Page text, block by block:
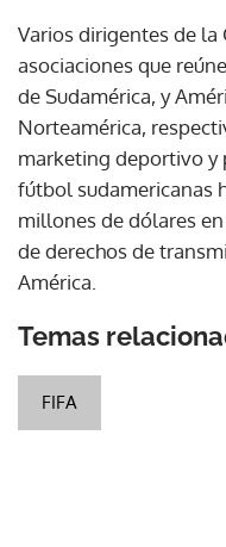
Varios dirigentes de la
asociaciones que
de Sudamérica, y
Norteamérica,
marketing deportivo y
fútbol sudamericanas
millones de dólares
de derechos de
América.
Temas
FIFA